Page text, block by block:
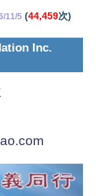
11/5 (44,459次)
Inc.